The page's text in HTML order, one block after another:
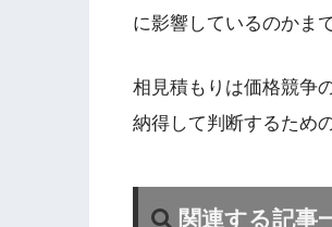
に影響しているのかま
相見積もりは価格競争
納得して判断するため
関連する記事